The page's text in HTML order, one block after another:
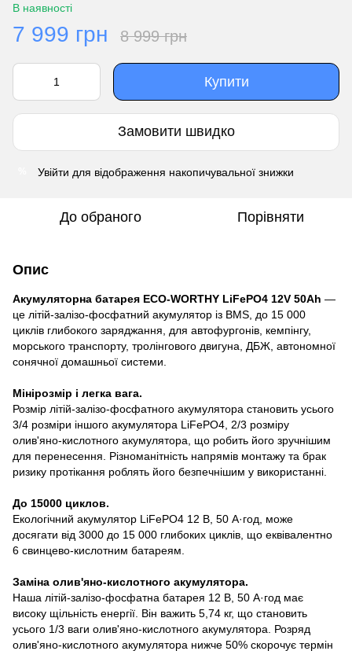
В наявності
7 999 грн 8 999 грн
Купити
Замовити швидко
Увійти для відображення накопичувальної знижки
До обраного Порівняти
Опис
Акумуляторна батарея ECO-WORTHY LiFePO4 12V 50Ah —
це літій-залізо-фосфатний акумулятор із BMS, до 15 000
циклів глибокого заряджання, для автофургонів, кемпінгу,
морського транспорту, тролінгового двигуна, ДБЖ, автономної
сонячної домашньої системи.
Мінірозмір і легка вага.
Розмір літій-залізо-фосфатного акумулятора становить усього
3/4 розміри іншого акумулятора LiFePO4, 2/3 розміру
олив'яно-кислотного акумулятора, що робить його зручнішим
для перенесення. Різноманітність напрямів монтажу та брак
ризику протікання роблять його безпечнішим у використанні.
До 15000 циклов.
Екологічний акумулятор LiFePO4 12 В, 50 А·год, може
досягати від 3000 до 15 000 глибоких циклів, що еквівалентно
6 свинцево-кислотним батареям.
Заміна олив'яно-кислотного акумулятора.
Наша літій-залізо-фосфатна батарея 12 В, 50 А·год має
високу щільність енергії. Він важить 5,74 кг, що становить
усього 1/3 ваги олив'яно-кислотного акумулятора. Розряд
олив'яно-кислотного акумулятора нижче 50% скорочує термін